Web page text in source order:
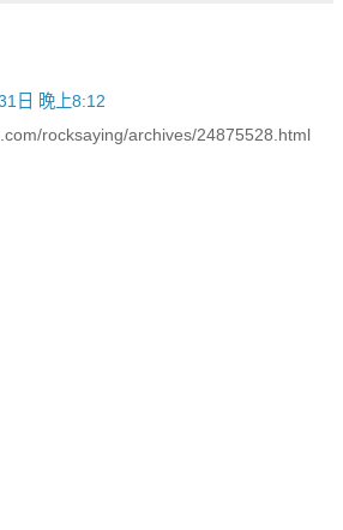
日 晚上8:12
rocksaying/archives/24875528.html